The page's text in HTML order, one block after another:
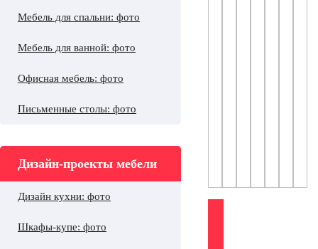
Мебель для спальни: фото
Мебель для ванной: фото
Офисная мебель: фото
Письменные столы: фото
Дизайн-проекты мебели
Дизайн кухни: фото
Шкафы-купе: фото